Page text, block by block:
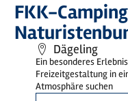
FKK-
Dägeling
Ein besonderes
Freizeitgestaltung in
Atmosphäre suchen
Mehr
erfahren